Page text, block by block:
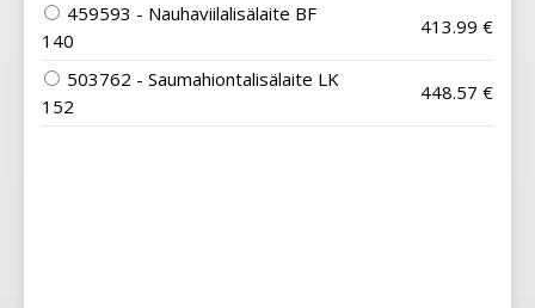
459593 - Nauhaviilalisälaite BF
140
413.99 €
503762 - Saumahiontalisälaite LK
152
448.57 €